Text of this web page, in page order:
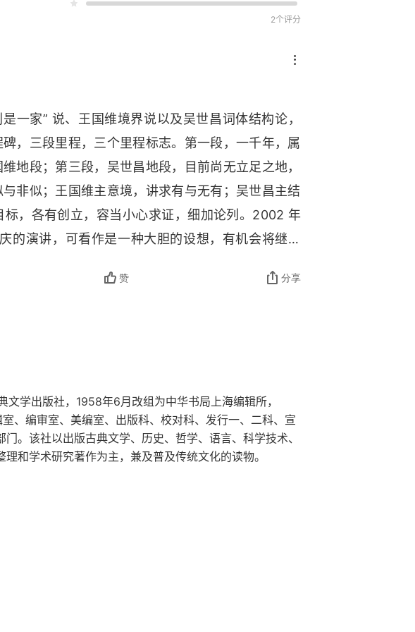
2个评分
一家” 说、王国维境界说以及吴世昌词体结构论，
，三段里程，三个里程标志。第一段，一千年，属
地段；第三段，吴世昌地段，目前尚无立足之地，
非似；王国维主意境，讲求有与无有；吴世昌主结
，各有创立，容当小心求证，细加论列。2002 年
的演讲，可看作是一种大胆的设想，有机会将继续
赞 分享
学出版社，1958年6月改组为中华书局上海编辑所，
、编审室、美编室、出版科、校对科、发行一、二科、宣
。该社以出版古典文学、历史、哲学、语言、科学技术、
和学术研究著作为主，兼及普及传统文化的读物。